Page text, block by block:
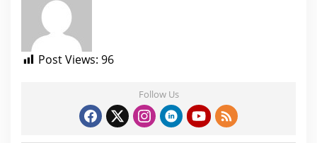
Post Views: 96
Follow Us